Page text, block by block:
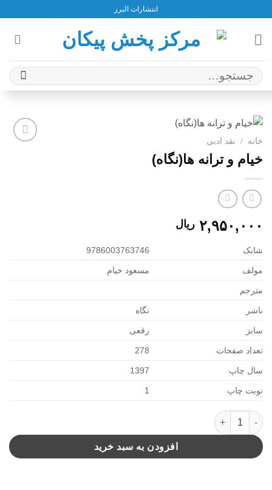
content
انتشارات البرز
جستجو
برای:
خانه / نقد ادبی
خیام و ترانه ها(نگاه)
۲,۹۵۰,۰۰۰ ریال
شابک 9786003763746
مولف مسعود خیام
مترجم
ناشر نگاه
سایز رقعی
تعداد صفحات 278
سال چاپ 1397
نوبت چاپ 1
خیام و ترانه ها(نگاه) عدد
افزودن به سبد خرید